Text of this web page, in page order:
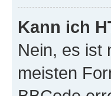
Kann ich
Nein, es ist
meisten